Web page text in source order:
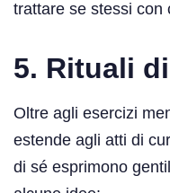
trattare se stessi con
5. Rituali
Oltre agli esercizi
estende agli atti di
di sé esprimono